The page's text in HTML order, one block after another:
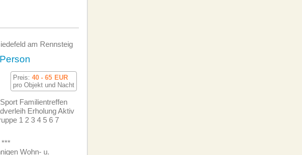
am Rennsteig
Preis: 40 - 65 EUR
pro Objekt und Nacht
Familientreffen
Erholung Aktiv
1 2 3 4 5 6 7
***
Wohn- u.